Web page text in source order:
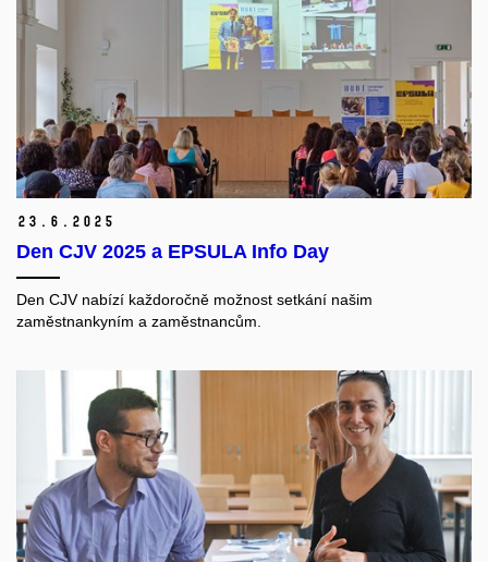
23. 6. 2025
Den CJV 2025 a EPSULA Info Day
Den CJV nabízí každoročně možnost setkání našim
zaměstnankyním a zaměstnancům.